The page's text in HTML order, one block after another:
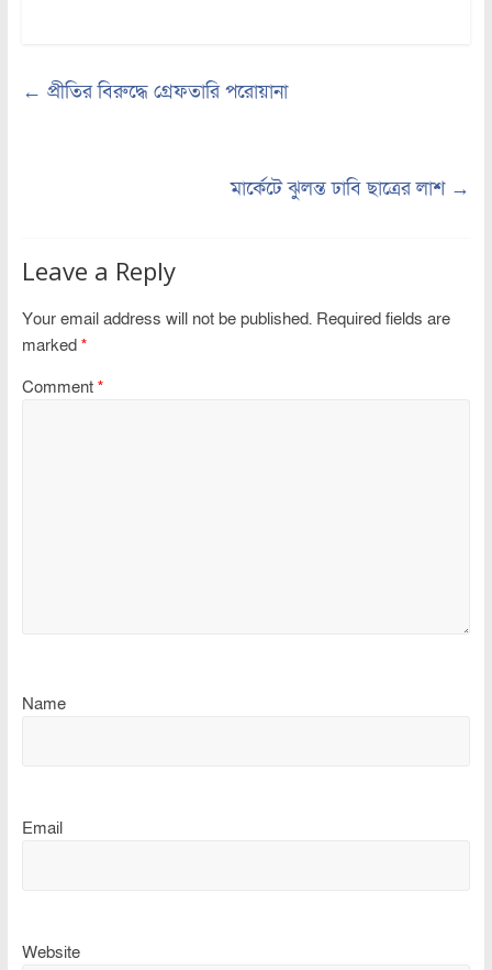
← প্রীতির বিরুদ্ধে গ্রেফতারি পরোয়ানা
মার্কেটে ঝুলন্ত ঢাবি ছাত্রের লাশ →
Leave a Reply
Your email address will not be published. Required fields are
marked *
Comment *
Name
Email
Website